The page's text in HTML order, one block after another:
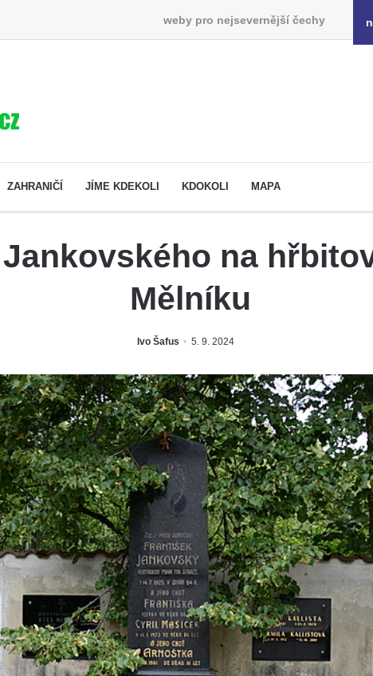
weby pro nejsevernější čechy
ZAHRANIČÍ JÍME KDEKOLI KDOKOLI MAPA
na
Mělníku
Ivo Šafus 5. 9. 2024